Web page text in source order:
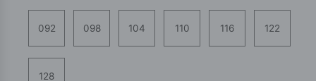
092 098 104 110 116 122
128